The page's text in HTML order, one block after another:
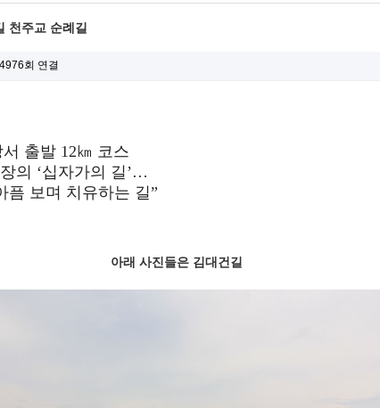
천주교 순례길
4976회 연결
출발 12㎞ 코스
의 ‘십자가의 길’…
보며 치유하는 길”
아래 사진들은 김대건길